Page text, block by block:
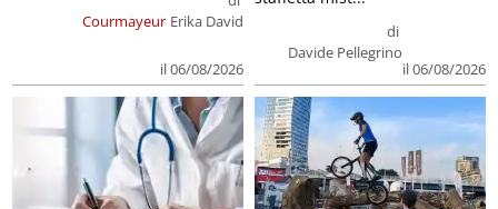
Courmayeur Erika David
il 06/08/2026
di
Davide Pellegrino
il 06/08/2026